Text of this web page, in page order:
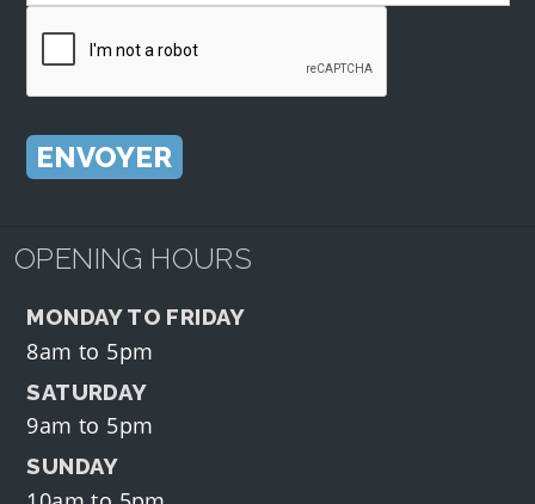
OPENING HOURS
MONDAY TO FRIDAY
8am to 5pm
SATURDAY
9am to 5pm
SUNDAY